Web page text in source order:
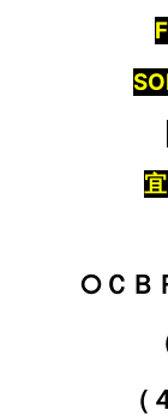
○ＣＢ